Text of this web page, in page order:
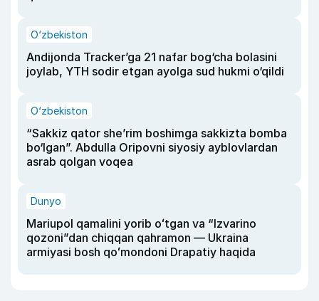
O‘zbekiston
Andijonda Tracker’ga 21 nafar bog‘cha bolasini
joylab, YTH sodir etgan ayolga sud hukmi o‘qildi
O‘zbekiston
“Sakkiz qator she’rim boshimga sakkizta bomba
bo‘lgan”. Abdulla Oripovni siyosiy ayblovlardan
asrab qolgan voqea
Dunyo
Mariupol qamalini yorib oʻtgan va “Izvarino
qozoni”dan chiqqan qahramon — Ukraina
armiyasi bosh qoʻmondoni Drapatiy haqida